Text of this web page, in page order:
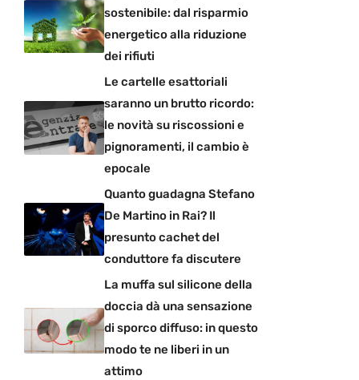
sostenibile: dal risparmio
energetico alla riduzione
dei rifiuti
Le cartelle esattoriali
saranno un brutto ricordo:
le novità su riscossioni e
pignoramenti, il cambio è
epocale
Quanto guadagna Stefano
De Martino in Rai? Il
presunto cachet del
conduttore fa discutere
La muffa sul silicone della
doccia dà una sensazione
di sporco diffuso: in questo
modo te ne liberi in un
attimo